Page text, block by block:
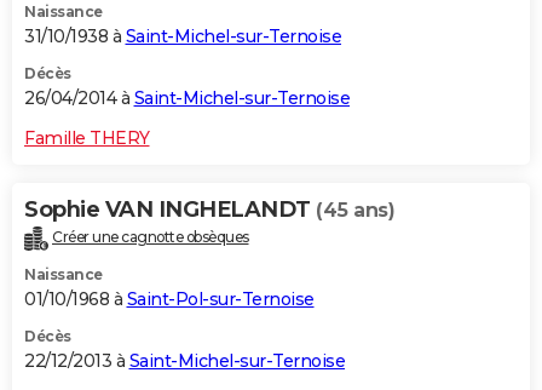
Naissance
31/10/1938 à Saint-Michel-sur-Ternoise
Décès
26/04/2014 à Saint-Michel-sur-Ternoise
Famille THERY
Sophie VAN INGHELANDT (45 ans)
Créer une cagnotte obsèques
Naissance
01/10/1968 à Saint-Pol-sur-Ternoise
Décès
22/12/2013 à Saint-Michel-sur-Ternoise